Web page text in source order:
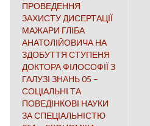
ПРОВЕДЕННЯ
ЗАХИСТУ ДИСЕРТАЦІЇ
МАЖАРИ ГЛІБА
АНАТОЛІЙОВИЧА НА
ЗДОБУТТЯ СТУПЕНЯ
ДОКТОРА ФІЛОСОФІЇ З
ГАЛУЗІ ЗНАНЬ 05 –
СОЦІАЛЬНІ ТА
ПОВЕДІНКОВІ НАУКИ
ЗА СПЕЦІАЛЬНІСТЮ